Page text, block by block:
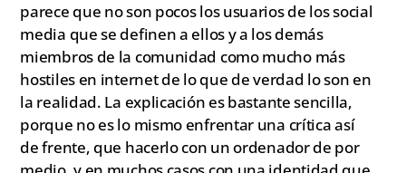
parece que no son pocos los usuarios de los social
media que se definen a ellos y a los demás
miembros de la comunidad como mucho más
hostiles en internet de lo que de verdad lo son en
la realidad. La explicación es bastante sencilla,
porque no es lo mismo enfrentar una crítica así
de frente, que hacerlo con un ordenador de por